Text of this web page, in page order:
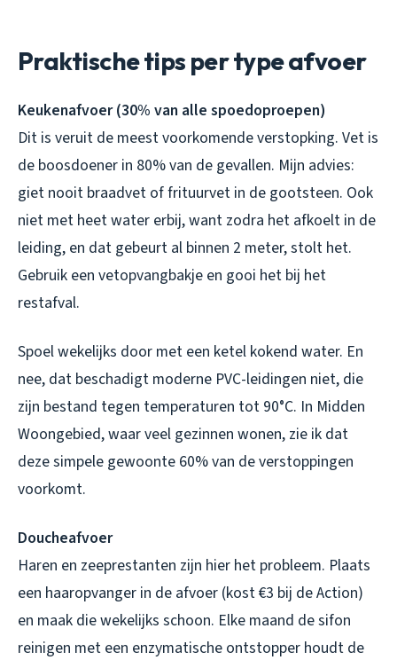
Praktische tips per type afvoer
Keukenafvoer (30% van alle spoedoproepen)
Dit is veruit de meest voorkomende verstopking. Vet is
de boosdoener in 80% van de gevallen. Mijn advies:
giet nooit braadvet of frituurvet in de gootsteen. Ook
niet met heet water erbij, want zodra het afkoelt in de
leiding, en dat gebeurt al binnen 2 meter, stolt het.
Gebruik een vetopvangbakje en gooi het bij het
restafval.
Spoel wekelijks door met een ketel kokend water. En
nee, dat beschadigt moderne PVC-leidingen niet, die
zijn bestand tegen temperaturen tot 90°C. In Midden
Woongebied, waar veel gezinnen wonen, zie ik dat
deze simpele gewoonte 60% van de verstoppingen
voorkomt.
Doucheafvoer
Haren en zeeprestanten zijn hier het probleem. Plaats
een haaropvanger in de afvoer (kost €3 bij de Action)
en maak die wekelijks schoon. Elke maand de sifon
reinigen met een enzymatische ontstopper houdt de